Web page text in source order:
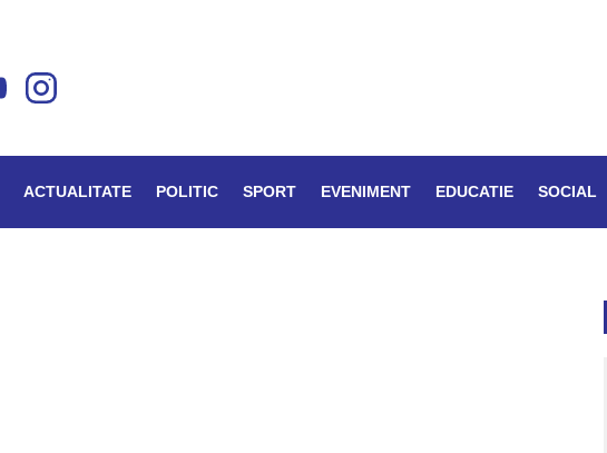
ACTUALITATE POLITIC SPORT EVENIMENT EDUCATIE SOCIAL